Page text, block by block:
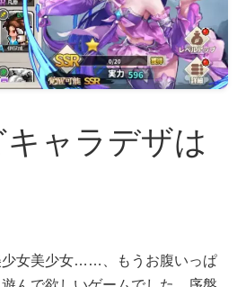
ャラデザは
少女美少女……、もうお腹いっぱ